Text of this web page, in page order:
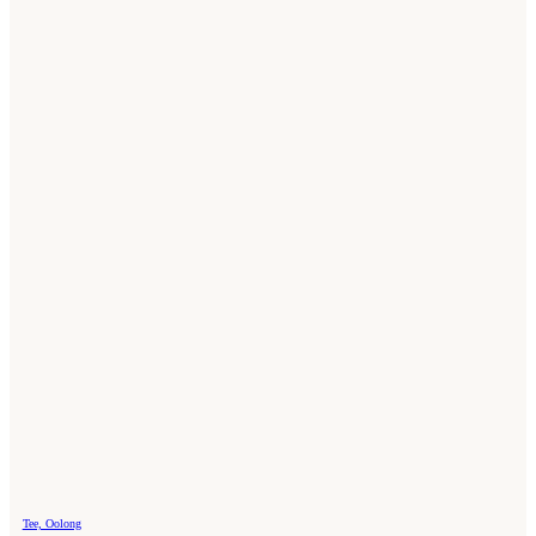
Tee, Oolong